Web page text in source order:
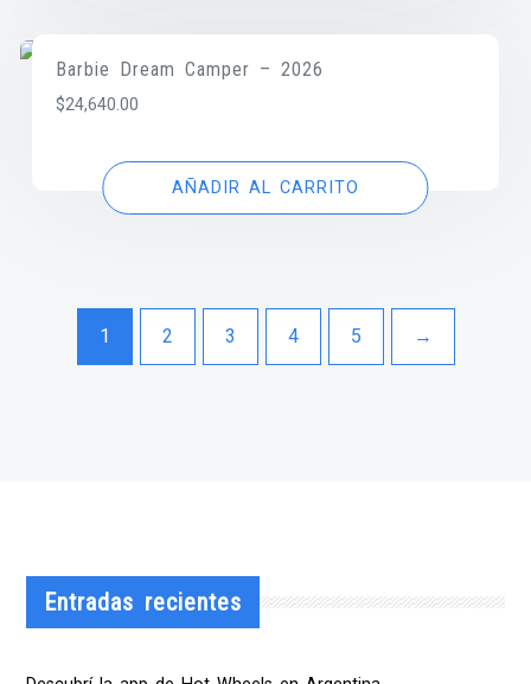
Barbie Dream Camper – 2026
$24,640.00
AÑADIR AL CARRITO
1 2 3 4 5 →
Entradas recientes